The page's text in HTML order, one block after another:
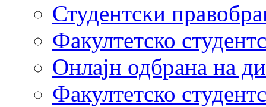
Студентски
Факултетско
Онлајн одбрана на
Факултетско